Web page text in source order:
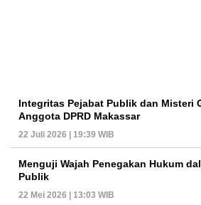
Integritas Pejabat Publik dan Misteri
Anggota DPRD Makassar
22 Juli 2026 | 19:39 WIB
Menguji Wajah Penegakan Hukum
Publik
22 Mei 2026 | 13:03 WIB